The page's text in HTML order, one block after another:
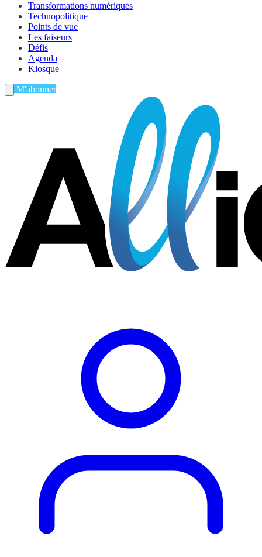
Transformations numériques
Technopolitique
Points de vue
Les faiseurs
Défis
Agenda
Kiosque
M'abonner